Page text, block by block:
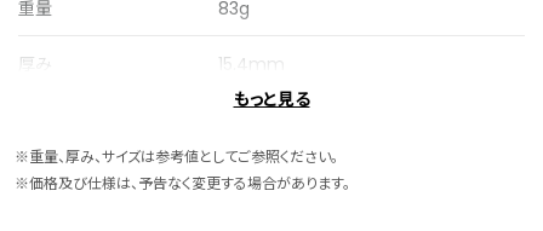
重量 83g
厚み 15.4mm
ケース素材 スーパーチタニウム
もっと見る
※重量、厚み、サイズは参考値としてご参照ください。
※価格及び仕様は、予告なく変更する場合があります。